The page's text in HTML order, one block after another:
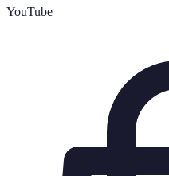
YouTube